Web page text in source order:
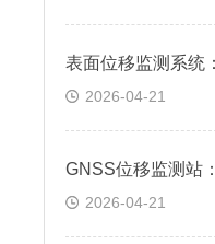
2026-04-21
2026-04-21